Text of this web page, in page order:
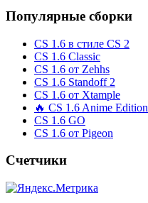
Популярные сборки
CS 1.6 в стиле CS 2
CS 1.6 Classic
CS 1.6 от Zehhs
CS 1.6 Standoff 2
CS 1.6 от Xtample
🔥 CS 1.6 Anime Edition
CS 1.6 GO
CS 1.6 от Pigeon
Счетчики